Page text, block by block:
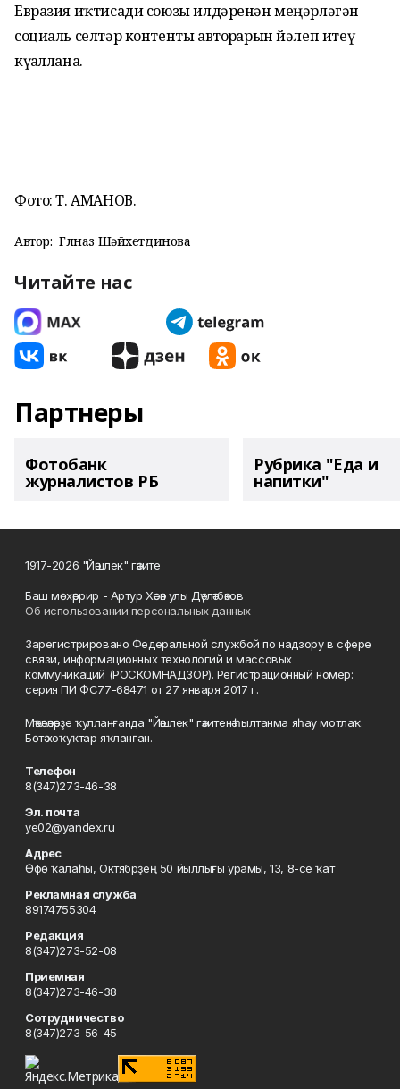
Евразия иҡтисади союзы илдәренән меңәрләгән
социаль селтәр контенты авторҙарын йәлеп итеү
күҙаллана.
Фото: Т. АМАНОВ.
Автор: Гөлназ Шәйхетдинова
Читайте нас
Партнеры
Фотобанк
журналистов РБ
Рубрика "Еда и
напитки"
1917-2026 "Йәшлек" гәзите
Баш мөхәррир - Артур Хәсән улы Дәүләтбәков
Об использовании персональных данных
Зарегистрировано Федеральной службой по надзору в сфере
связи, информационных технологий и массовых
коммуникаций (РОСКОМНАДЗОР). Регистрационный номер:
серия ПИ ФС77-68471 от 27 января 2017 г.
Мәҡәләләрҙе ҡулланғанда "Йәшлек" гәзитенә һылтанма яһау мотлаҡ.
Бөтә хоҡуҡтар яҡланған.
Телефон
8(347)273-46-38
Эл. почта
ye02@yandex.ru
Адрес
Өфө ҡалаһы, Октябрҙең 50 йыллығы урамы, 13, 8-се ҡат
Рекламная служба
89174755304
Редакция
8(347)273-52-08
Приемная
8(347)273-46-38
Сотрудничество
8(347)273-56-45